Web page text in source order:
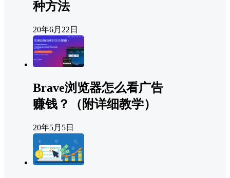
种方法
20年6月22日
Brave浏览器怎么看广告
赚钱？（附详细教学）
20年5月5日